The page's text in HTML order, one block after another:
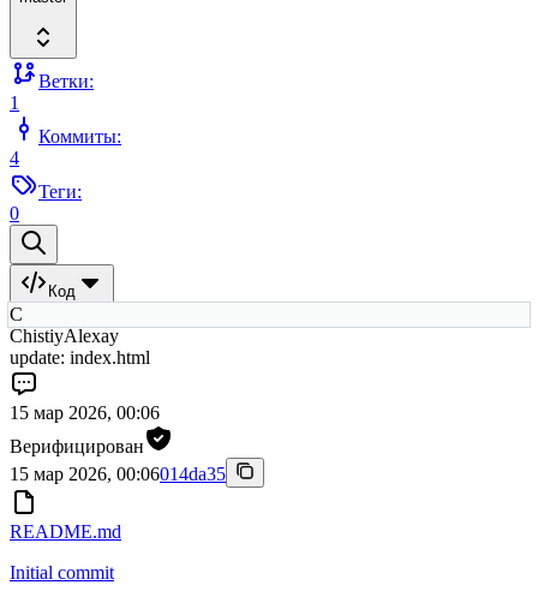
Ветки:
1
Коммиты:
4
Теги:
0
Код
C
ChistiyAlexay
update: index.html
15 мар 2026, 00:06
Верифицирован
15 мар 2026, 00:06014da35
README.md
Initial commit